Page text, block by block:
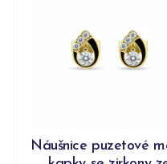
Náušnice puzetové